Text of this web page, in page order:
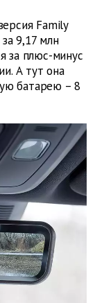
Family
9,17 млн
за плюс-минус
А тут она
батарею – 8